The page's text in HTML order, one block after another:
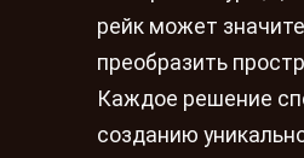
рейк может
преобразить
Каждое решение
созданию